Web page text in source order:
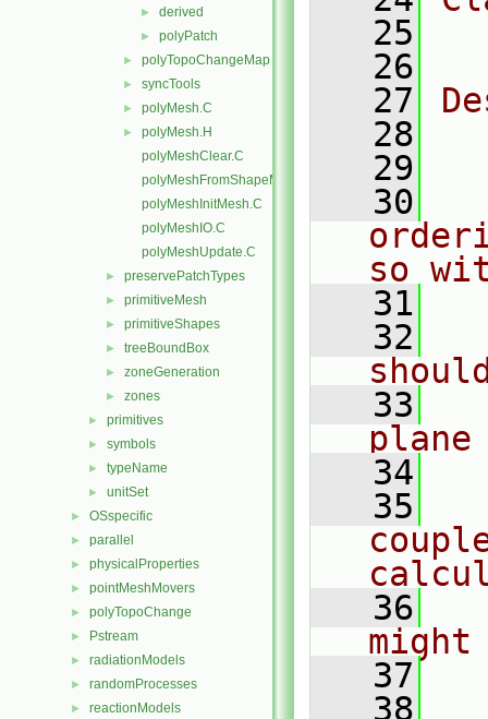
► derived
► polyPatch
► polyTopoChangeMap
► syncTools
► polyMesh.C
►
polyMesh.H
polyMeshClear.C
polyMeshFromShapeMesh.C
polyMeshInitMesh.C
polyMeshIO.C
polyMeshUpdate.C
► preservePatchTypes
► primitiveMesh
► primitiveShapes
► treeBoundBox
► zoneGeneration
► zones
► primitives
► symbols
► typeName
► unitSet
► OSspecific
► parallel
► physicalProperties
► pointMeshMovers
► polyTopoChange
► Pstream
► radiationModels
► randomProcesses
► reactionModels
   25
   26
   27
   28
   29
   30
so
   31
   32
   33
plane
   34
   35
   36
might
   37
   38